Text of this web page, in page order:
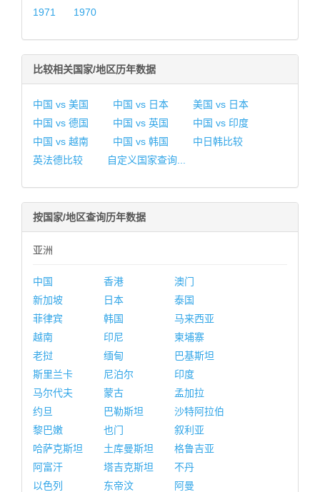
1971
1970
比较相关国家/地区历年数据
中国 vs 美国 中国 vs 日本
美国 vs 日本
中国 vs 德国
中国 vs 英国
中国 vs 印度
中国 vs 越南
中国 vs 韩国
中日韩比较
英法德比较
自定义国家查询...
按国家/地区查询历年数据
亚洲
中国 香港
澳门
新加坡
日本
泰国
菲律宾
韩国
马来西亚
越南
印尼
柬埔寨
老挝
缅甸
巴基斯坦
斯里兰卡
尼泊尔
印度
马尔代夫
蒙古
孟加拉
约旦
巴勒斯坦
沙特阿拉伯
黎巴嫩
也门
叙利亚
哈萨克斯坦
土库曼斯坦
格鲁吉亚
阿富汗
塔吉克斯坦
不丹
以色列
东帝汶
阿曼